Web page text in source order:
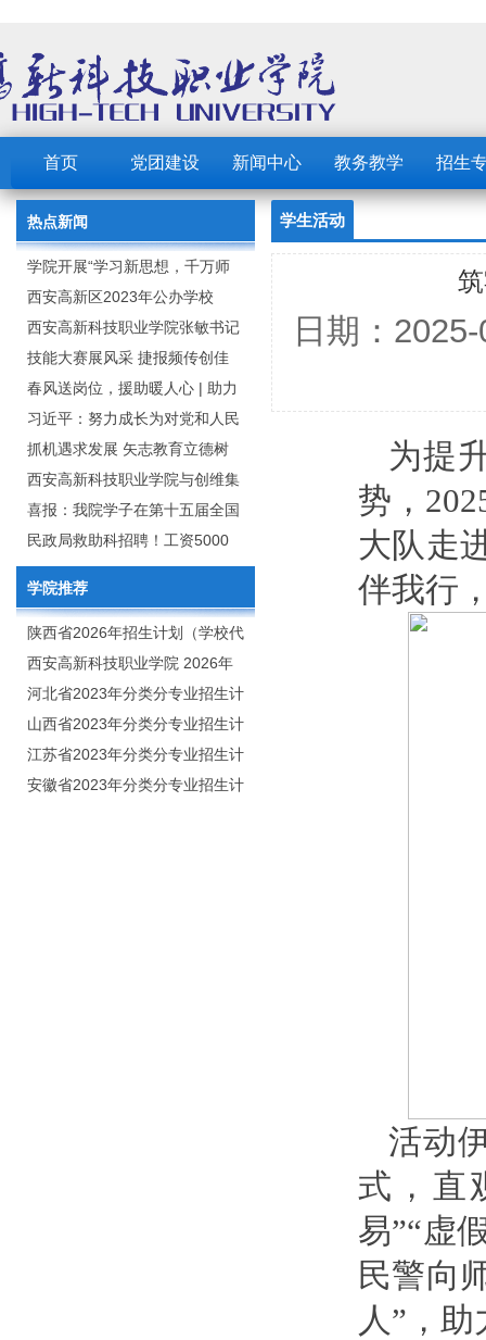
首页 党团建设 新闻中心 教务教学 招生
热点新闻
学院开展“学习新思想，千万师
生同上一堂课”活动
西安高新区2023年公办学校
（园） 公开招聘教职工公告
西安高新科技职业学院张敏书记
为全院师生党员上党课
技能大赛展风采 捷报频传创佳
绩：西安高新科技职业学院师生
在2023年陕西省职业技能大赛中
取佳绩
春风送岗位，援助暖人心 | 助力
毕业生求职就业
习近平：努力成长为对党和人民
忠诚可靠、堪当时代重任的栋梁
之才
抓机遇求发展 矢志教育立德树
人：西安高新科技职业学院召开
2020年年终总结暨表彰网络视频
会
西安高新科技职业学院与创维集
团举行校企合作签约仪式
喜报：我院学子在第十五届全国
大学生广告艺术大赛（大广
赛）、第十一届未来设计师.高校
数字艺术设计大赛（NCDA）国
赛中喜获佳绩
民政局救助科招聘！工资5000
元/月
学院推荐
陕西省2026年招生计划（学校代
码：8103）
西安高新科技职业学院 2026年
招生章程
河北省2023年分类分专业招生计
划（院校代号：1889）
山西省2023年分类分专业招生计
划（院校代号：5560）
江苏省2023年分类分专业招生计
划（院校代号：8931）
安徽省2023年分类分专业招生计
学生活动
日期：
为提
势，
大队走
伴我行
活动
式，直
易”“虚
民警向
人”，